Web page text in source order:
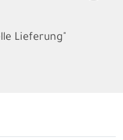
Lieferung"